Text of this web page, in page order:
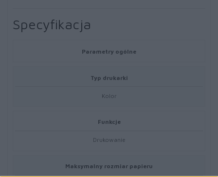
Specyfikacja
Parametry ogólne
Typ drukarki
Kolor
Funkcje
Drukowanie
Maksymalny rozmiar papieru